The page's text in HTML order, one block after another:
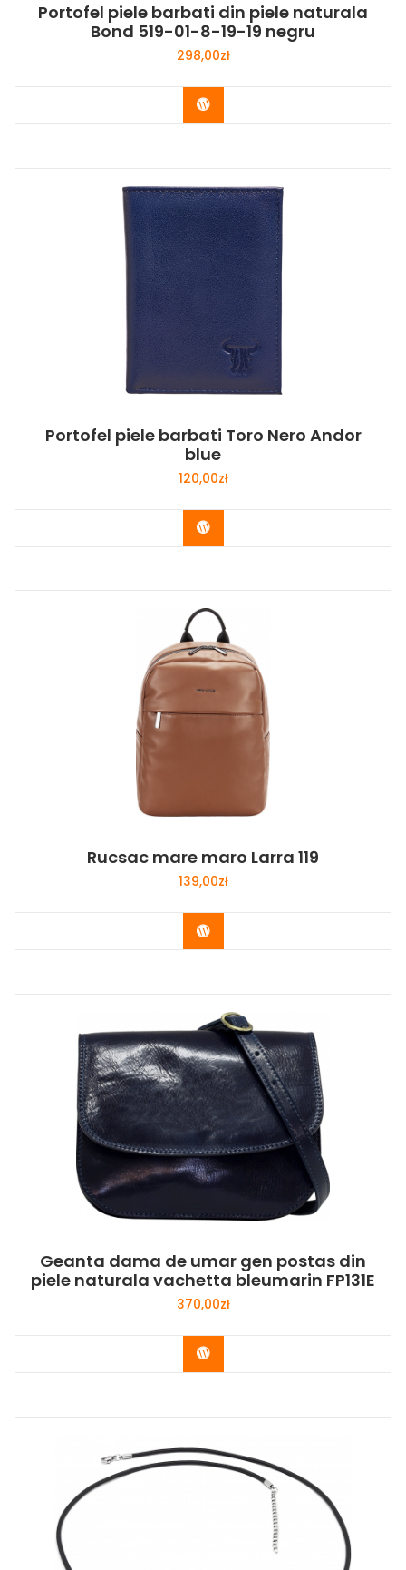
Portofel piele barbati din piele naturala
Bond 519-01-8-19-19 negru
298,00zł
Buy Now
Portofel piele barbati Toro Nero Andor
blue
120,00zł
Buy Now
Rucsac mare maro Larra 119
139,00zł
Buy Now
Geanta dama de umar gen postas din
piele naturala vachetta bleumarin FP131E
370,00zł
Buy Now